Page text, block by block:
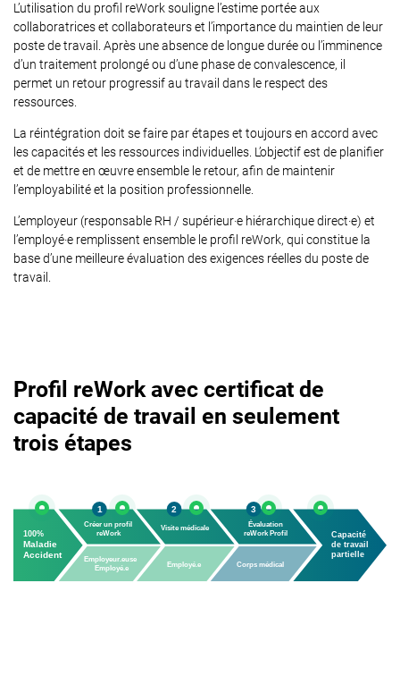
L’utilisation du profil reWork souligne l’estime portée aux
collaboratrices et collaborateurs et l’importance du maintien de leur
poste de travail. Après une absence de longue durée ou l’imminence
d’un traitement prolongé ou d’une phase de convalescence, il
permet un retour progressif au travail dans le respect des
ressources.
La réintégration doit se faire par étapes et toujours en accord avec
les capacités et les ressources individuelles. L’objectif est de planifier
et de mettre en œuvre ensemble le retour, afin de maintenir
l’employabilité et la position professionnelle.
L’employeur (responsable RH / supérieur·e hiérarchique direct·e) et
l’employé·e remplissent ensemble le profil reWork, qui constitue la
base d’une meilleure évaluation des exigences réelles du poste de
travail.
Profil reWork avec certificat de
capacité de travail en seulement
trois étapes